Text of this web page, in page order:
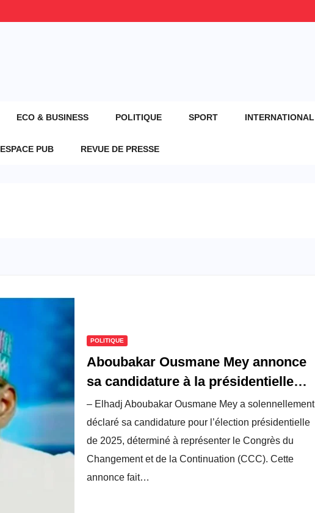
ECO & BUSINESS POLITIQUE SPORT INTERNATIONAL
ESPACE PUB REVUE DE PRESSE
POLITIQUE
Aboubakar Ousmane Mey annonce
sa candidature à la présidentielle
2025
– Elhadj Aboubakar Ousmane Mey a solennellement
déclaré sa candidature pour l’élection présidentielle
de 2025, déterminé à représenter le Congrès du
Changement et de la Continuation (CCC). Cette
annonce fait…